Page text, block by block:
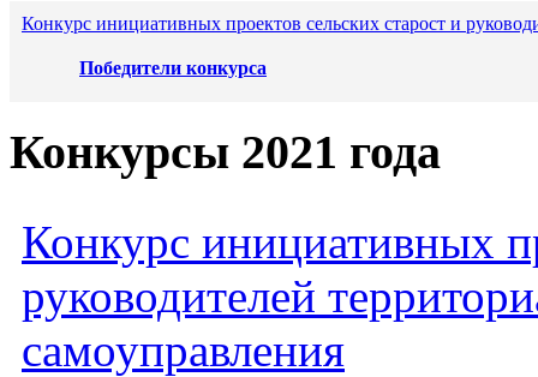
Конкурс инициативных проектов сельских старост и
Победители конкурса
Конкурсы 2021 года
Конкурс инициативных
руководителей
самоуправления